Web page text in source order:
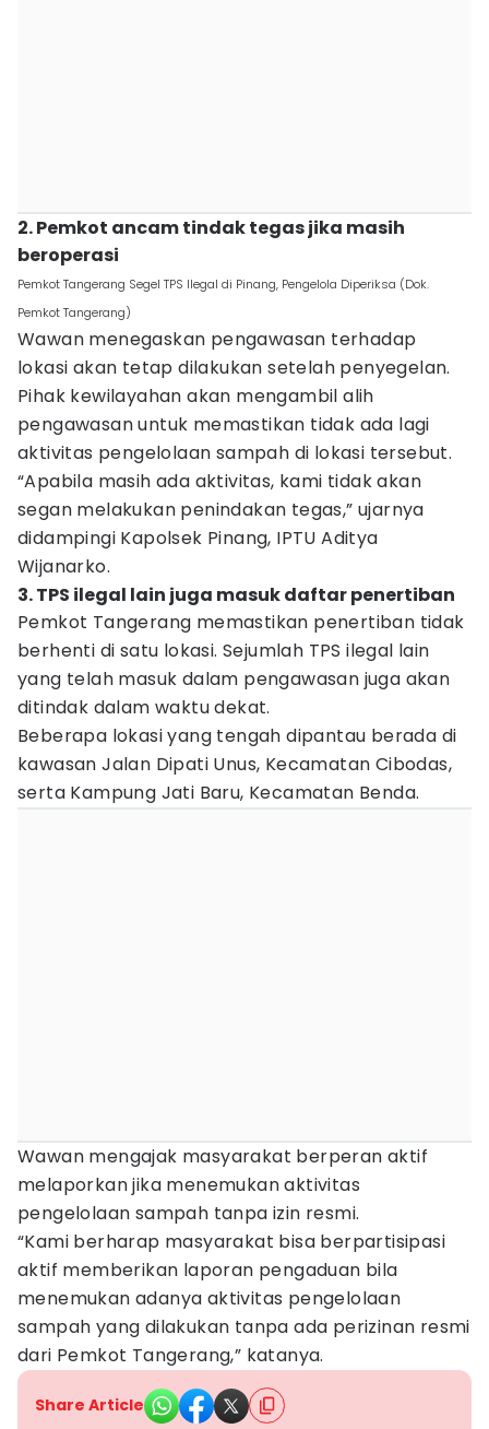
2. Pemkot ancam tindak tegas jika masih
beroperasi
Pemkot Tangerang Segel TPS Ilegal di Pinang, Pengelola Diperiksa (Dok.
Pemkot Tangerang)
Wawan menegaskan pengawasan terhadap
lokasi akan tetap dilakukan setelah penyegelan.
Pihak kewilayahan akan mengambil alih
pengawasan untuk memastikan tidak ada lagi
aktivitas pengelolaan sampah di lokasi tersebut.
“Apabila masih ada aktivitas, kami tidak akan
segan melakukan penindakan tegas,” ujarnya
didampingi Kapolsek Pinang, IPTU Aditya
Wijanarko.
3. TPS ilegal lain juga masuk daftar penertiban
Pemkot Tangerang memastikan penertiban tidak
berhenti di satu lokasi. Sejumlah TPS ilegal lain
yang telah masuk dalam pengawasan juga akan
ditindak dalam waktu dekat.
Beberapa lokasi yang tengah dipantau berada di
kawasan Jalan Dipati Unus, Kecamatan Cibodas,
serta Kampung Jati Baru, Kecamatan Benda.
Wawan mengajak masyarakat berperan aktif
melaporkan jika menemukan aktivitas
pengelolaan sampah tanpa izin resmi.
“Kami berharap masyarakat bisa berpartisipasi
aktif memberikan laporan pengaduan bila
menemukan adanya aktivitas pengelolaan
sampah yang dilakukan tanpa ada perizinan resmi
dari Pemkot Tangerang,” katanya.
Share Article